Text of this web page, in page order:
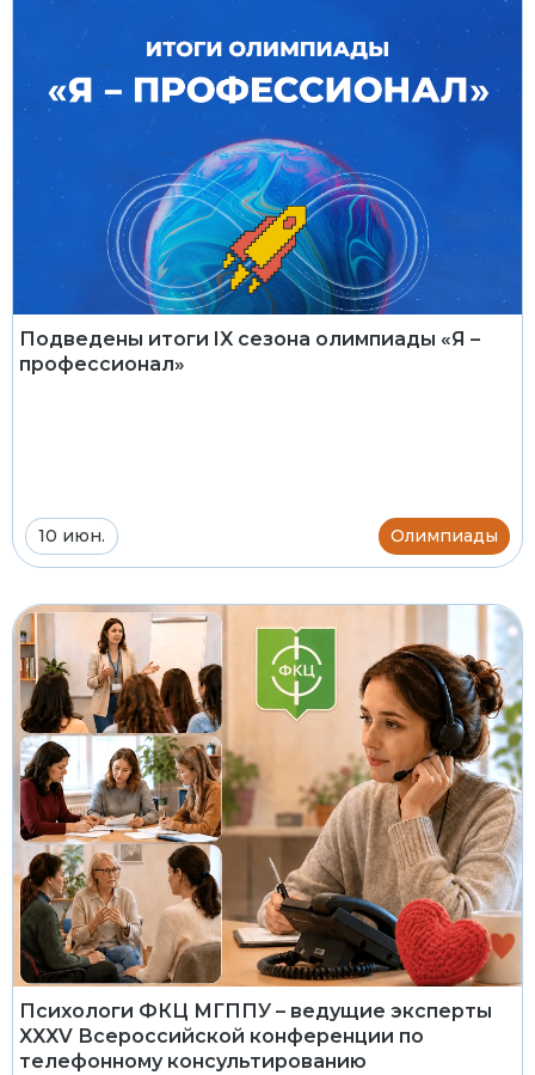
Подведены итоги IX сезона олимпиады «Я –
профессионал»
10 июн. Олимпиады
Психологи ФКЦ МГППУ – ведущие эксперты
XXXV Всероссийской конференции по
телефонному консультированию